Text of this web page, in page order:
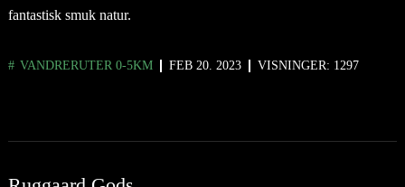
fantastisk smuk natur.
VANDRERUTER 0-5KM FEB 20. 2023 VISNINGER: 1297